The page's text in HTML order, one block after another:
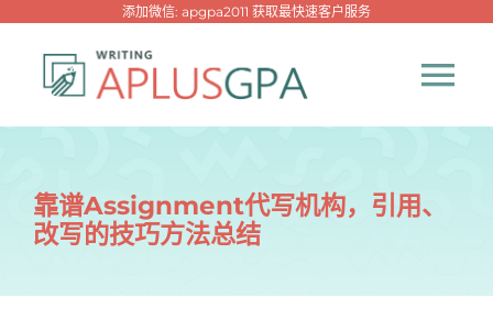
添加微信: apgpa2011 获取最快速客户服务
热门代写
靠谱Assignment代写机构，引用、
改写的技巧方法总结